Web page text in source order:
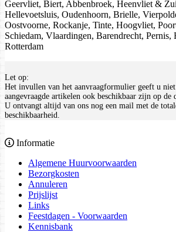
Geervliet, Biert, Abbenbroek, Heenvliet &
Hellevoetsluis, Oudenhoorn, Brielle,
Oostvoorne, Rockanje, Tinte, Hoogvliet,
Schiedam, Vlaardingen, Barendrecht, Pernis,
Rotterdam
Let op:
Het invullen van het aanvraagformulier geeft u
aangevraagde artikelen ook beschikbaar zijn op de
U ontvangt altijd van ons nog een mail met de
beschikbaarheid.
Informatie
Algemene Huurvoorwaarden
Bezorgkosten
Annuleren
Prijslijst
Links
Feestdagen - Voorwaarden
Kennisbank